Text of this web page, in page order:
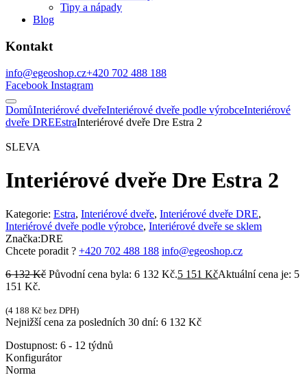
Tipy a nápady
Blog
Kontakt
info@egeoshop.cz+420 702 488 188
Facebook Instagram
DomůInteriérové dveřeInteriérové dveře podle výrobceInteriérové
dveře DREEstraInteriérové dveře Dre Estra 2
SLEVA
Interiérové dveře Dre Estra 2
Kategorie: Estra, Interiérové dveře, Interiérové dveře DRE,
Interiérové dveře podle výrobce, Interiérové dveře se sklem
Značka:DRE
Chcete poradit ? +420 702 488 188 info@egeoshop.cz
6 132Kč Původní cena byla: 6 132 Kč.5 151 KčAktuální cena je: 5
151 Kč.
(4 188 Kč bez DPH)
Nejnižší cena za posledních 30 dní: 6 132 Kč
Dostupnost: 6 - 12 týdnů
Konfigurátor
Norma